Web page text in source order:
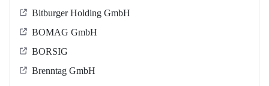
Bitburger Holding GmbH
BOMAG GmbH
BORSIG
Brenntag GmbH